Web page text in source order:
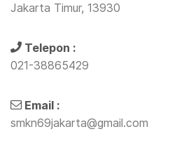
Jakarta Timur, 13930
Telepon :
021-38865429
Email :
smkn69jakarta@gmail.com